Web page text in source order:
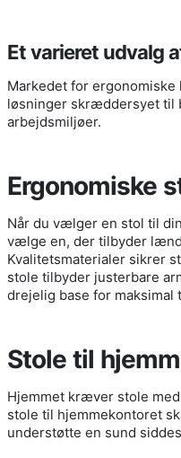
Et varieret udvalg
Markedet for
løsninger skræddersyet til
arbejdsmiljøer.
Ergonomiske
Når du vælger en stol til
vælge en, der tilbyder
Kvalitetsmaterialer sikrer
stole tilbyder justerbare
drejelig base for
Stole til
Hjemmet kræver stole
stole til hjemmekontoret
understøtte en sund